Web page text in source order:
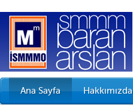
Ana Sayfa Hakkımızda